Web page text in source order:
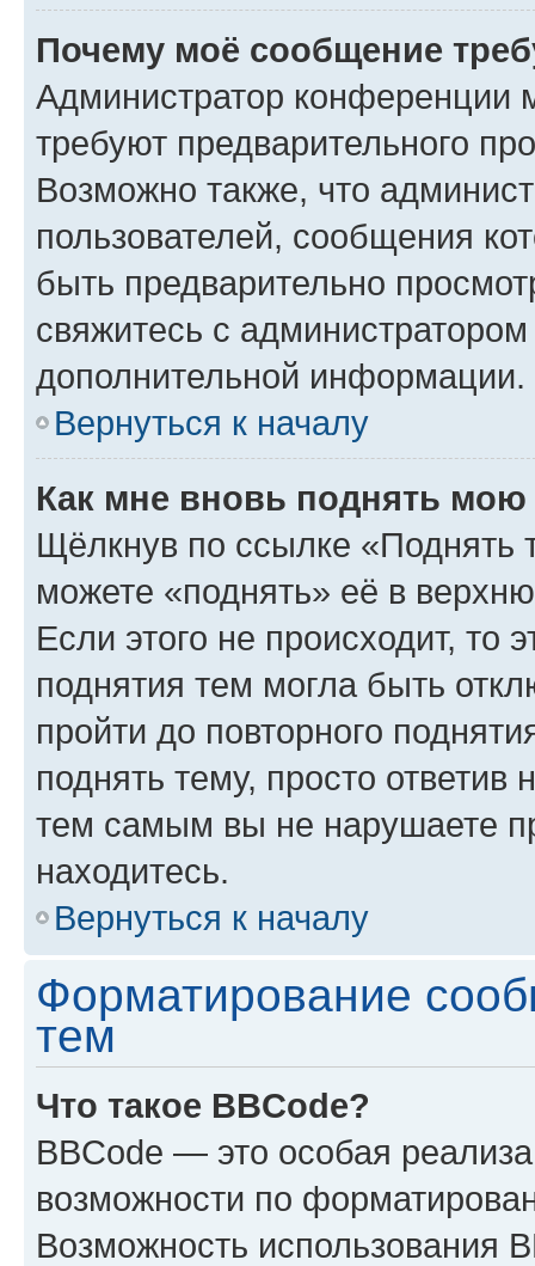
Почему моё сообщение
Администратор конференции
требуют предварительного
Возможно также, что
пользователей, сообщения
быть предварительно
свяжитесь с
дополнительной информации.
Вернуться к началу
Как мне вновь поднять мою
Щёлкнув по ссылке «Поднять
можете «поднять» её в
Если этого не происходит, то
поднятия тем могла быть
пройти до повторного
поднять тему, просто ответив
тем самым вы не нарушаете
находитесь.
Вернуться к началу
Форматирование
тем
Что такое BBCode?
BBCode — это особая
возможности по
Возможность использования